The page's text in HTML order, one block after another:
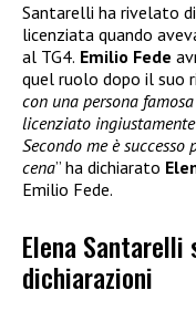
Santarelli ha rivelato
licenziata quando
al TG4. Emilio Fede
quel ruolo dopo il suo
con una persona
licenziato
Secondo me è
cena” ha dichiarato
Emilio Fede.
Elena
dichiarazioni